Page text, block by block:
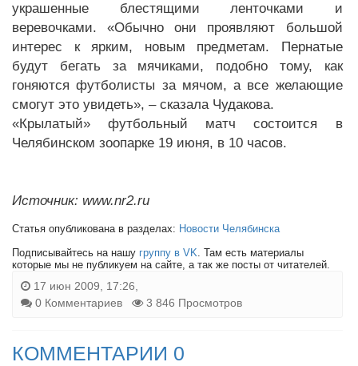
украшенные блестящими ленточками и
веревочками. «Обычно они проявляют большой
интерес к ярким, новым предметам. Пернатые
будут бегать за мячиками, подобно тому, как
гоняются футболисты за мячом, а все желающие
смогут это увидеть», – сказала Чудакова.
«Крылатый» футбольный матч состоится в
Челябинском зоопарке 19 июня, в 10 часов.
Источник: www.nr2.ru
Статья опубликована в разделах: Новости Челябинска
Подписывайтесь на нашу группу в VK. Там есть материалы
которые мы не публикуем на сайте, а так же посты от читателей.
17 июн 2009, 17:26,
0 Комментариев
3 846 Просмотров
КОММЕНТАРИИ 0